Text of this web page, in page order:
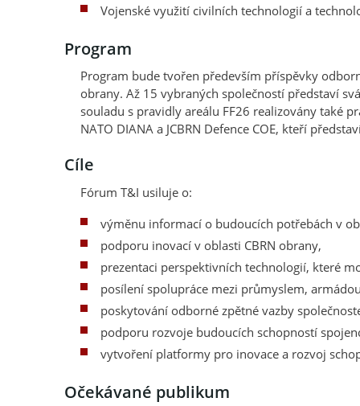
Vojenské využití civilních technologií a
Program
Program bude tvořen především příspěvky
obrany. Až 15 vybraných společností představí
souladu s pravidly areálu FF26 realizovány také
NATO DIANA a JCBRN Defence COE, kteří
Cíle
Fórum T&I usiluje o:
výměnu informací o budoucích potřebách v
podporu inovací v oblasti CBRN obrany,
prezentaci perspektivních technologií, které
posílení spolupráce mezi průmyslem,
poskytování odborné zpětné vazby
podporu rozvoje budoucích schopností
vytvoření platformy pro inovace a rozvoj
Očekávané publikum